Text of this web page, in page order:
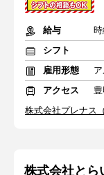
給与
時
シフト
雇用形態
アクセス
株式会社プレナス
株式会社とら